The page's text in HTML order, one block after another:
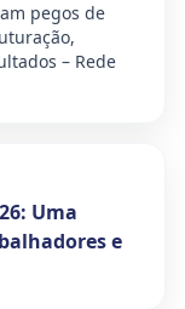
pegos de
– Rede
Uma
e